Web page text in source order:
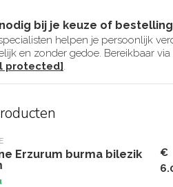
bij je keuze of
helpen je persoonlijk
en zonder gedoe. Bereikbaar
protected].
Erzurum burma bilezik
€